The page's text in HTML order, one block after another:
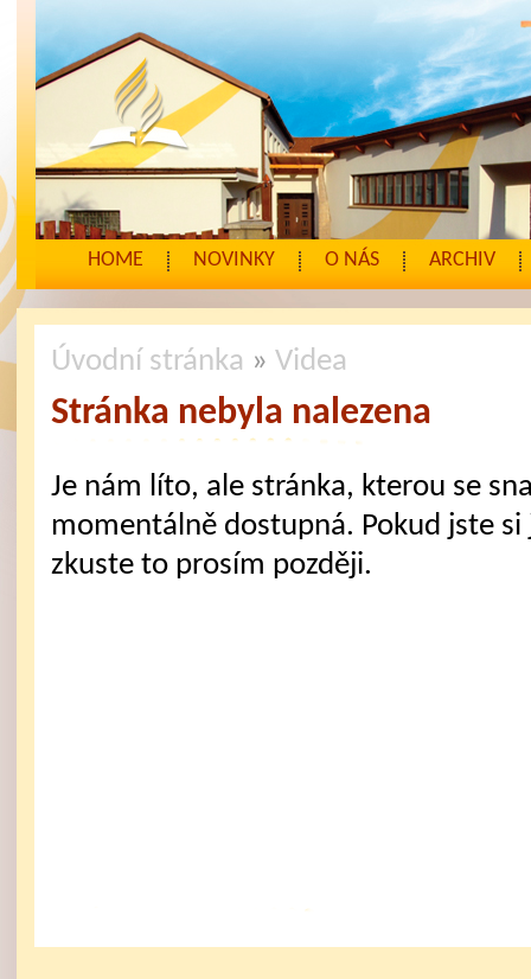
HOME NOVINKY O NÁS ARCHIV
Úvodní stránka » Videa
Stránka nebyla nalezena
Je nám líto, ale stránka, kterou se
momentálně dostupná. Pokud jste
zkuste to prosím později.